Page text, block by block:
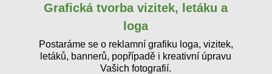
Grafická tvorba vizitek, letáku a
loga
Postaráme se o reklamní grafiku loga, vizitek,
letáků, bannerů, popřípadě i kreativní úpravu
Vašich fotografií.